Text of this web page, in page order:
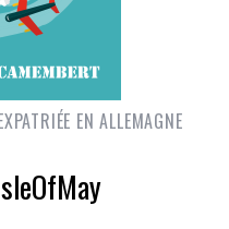
EN ALLEMAGNE